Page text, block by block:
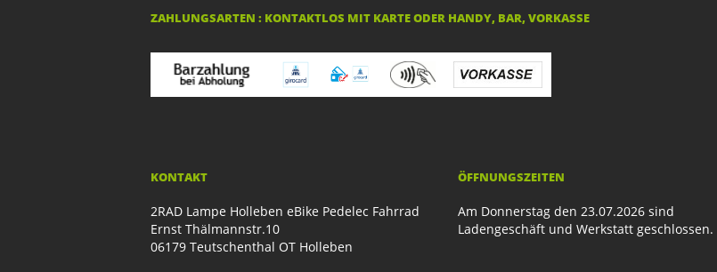
ZAHLUNGSARTEN : KONTAKTLOS MIT KARTE ODER HANDY, BAR, VORKASSE
KONTAKT
2RAD Lampe Holleben eBike Pedelec Fahrrad
Ernst Thälmannstr.10
06179 Teutschenthal OT Holleben
ÖFFNUNGSZEITEN
Am Donnerstag den 23.07.2026 sind
Ladengeschäft und Werkstatt geschlossen.